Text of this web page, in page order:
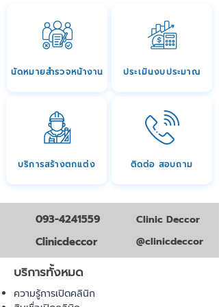
นัดหมายสำรวจหน้างาน ประเมินงบประมาณ
บริการสร้างตกแต่ง ติดต่อ สอบถาม
093-4241559
Clinicdeccor
Clinic Deccor
@clinicdeccor
บริการทั้งหมด
ความรู้การเปิดคลินิก